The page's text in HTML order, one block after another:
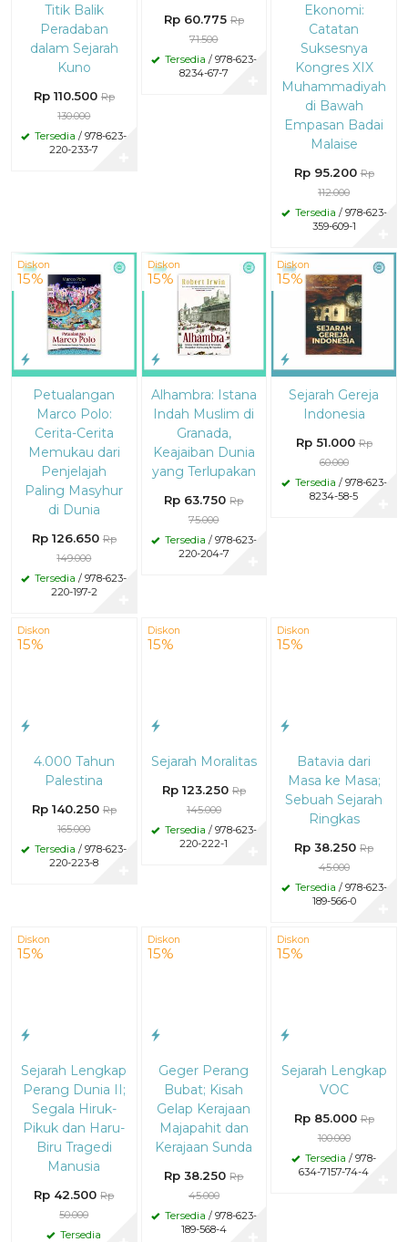
Titik Balik
Peradaban
dalam Sejarah
Kuno
Rp 110.500 Rp
130.000
Tersedia / 978-623-
220-233-7
Rp 60.775 Rp
71.500
Tersedia / 978-623-
8234-67-7
Ekonomi:
Catatan
Suksesnya
Kongres XIX
Muhammadiyah
di Bawah
Empasan Badai
Malaise
Rp 95.200 Rp
112.000
Tersedia / 978-623-
359-609-1
Diskon
15%
Petualangan
Marco Polo:
Cerita-Cerita
Memukau dari
Penjelajah
Paling Masyhur
di Dunia
Rp 126.650 Rp
149.000
Tersedia / 978-623-
220-197-2
Diskon
15%
Alhambra: Istana
Indah Muslim di
Granada,
Keajaiban Dunia
yang Terlupakan
Rp 63.750 Rp
75.000
Tersedia / 978-623-
220-204-7
Diskon
15%
Sejarah Gereja
Indonesia
Rp 51.000 Rp
60.000
Tersedia / 978-623-
8234-58-5
Diskon
15%
4.000 Tahun
Palestina
Rp 140.250 Rp
165.000
Tersedia / 978-623-
220-223-8
Diskon
15%
Sejarah Moralitas
Rp 123.250 Rp
145.000
Tersedia / 978-623-
220-222-1
Diskon
15%
Batavia dari
Masa ke Masa;
Sebuah Sejarah
Ringkas
Rp 38.250 Rp
45.000
Tersedia / 978-623-
189-566-0
Diskon
15%
Sejarah Lengkap
Perang Dunia II;
Segala Hiruk-
Pikuk dan Haru-
Biru Tragedi
Manusia
Rp 42.500 Rp
50.000
Tersedia
Diskon
15%
Geger Perang
Bubat; Kisah
Gelap Kerajaan
Majapahit dan
Kerajaan Sunda
Rp 38.250 Rp
45.000
Tersedia / 978-623-
189-568-4
Diskon
15%
Sejarah Lengkap
VOC
Rp 85.000 Rp
100.000
Tersedia / 978-
634-7157-74-4